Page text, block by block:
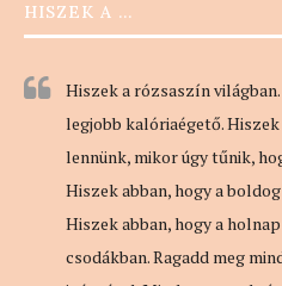
HISZEK A …
Hiszek a rózsaszín
legjobb kalóriaégető.
lennünk, mikor úgy tűnik,
Hiszek abban, hogy a
Hiszek abban, hogy a
csodákban. Ragadd meg